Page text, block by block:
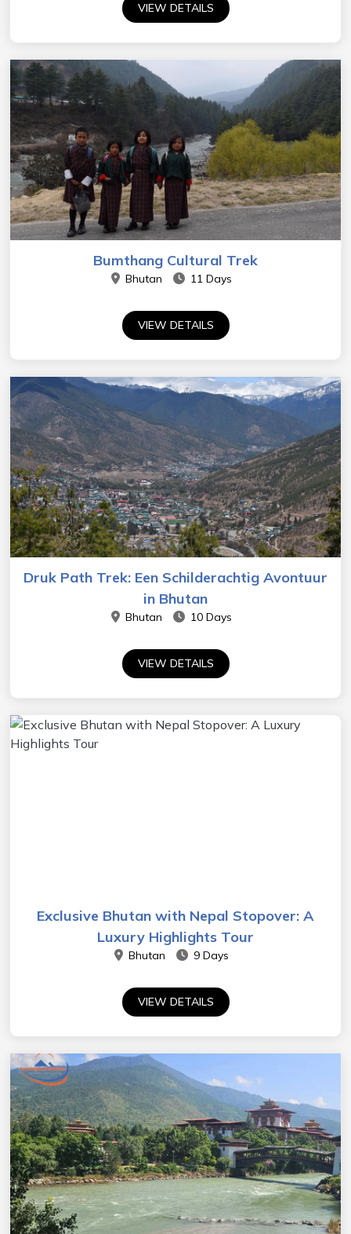
VIEW DETAILS
Bumthang Cultural Trek
Bhutan 11 Days
VIEW DETAILS
Druk Path Trek: Een Schilderachtig Avontuur
in Bhutan
Bhutan 10 Days
VIEW DETAILS
Exclusive Bhutan with Nepal Stopover: A
Luxury Highlights Tour
Bhutan 9 Days
VIEW DETAILS